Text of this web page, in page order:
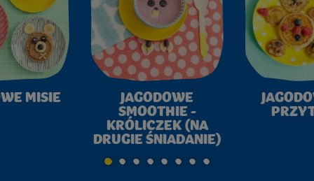
MISIE
JAGODOWE
SMOOTHIE -
KRÓLICZEK (NA
DRUGIE ŚNIADANIE)
GO TO SLIDE 1
GO TO SLIDE 2
GO TO SLIDE 3
GO TO SLIDE 4
GO TO SLIDE 5
GO TO SLIDE 6
GO TO SLIDE 7
GO TO SLIDE 8